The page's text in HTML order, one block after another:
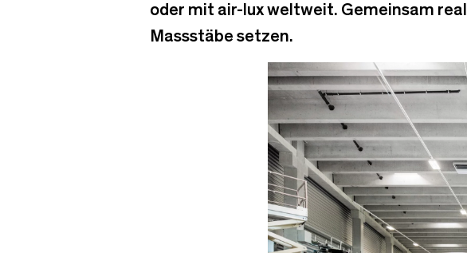
oder mit air-lux weltweit. Gemeinsam
Massstäbe setzen.